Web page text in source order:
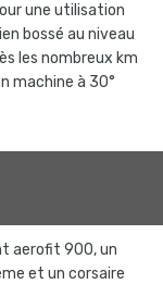
une utilisation
bossé au niveau
les nombreux km
machine à 30°
aerofit 900, un
et un corsaire